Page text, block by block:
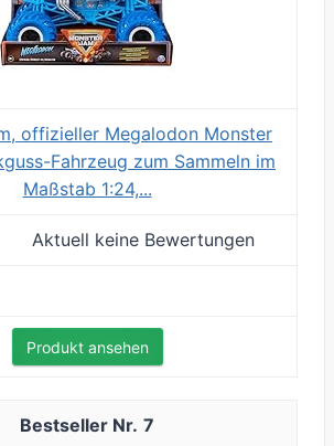
offizieller Megalodon Monster
Fahrzeug zum Sammeln im
Maßstab 1:24,...
Aktuell keine Bewertungen
Produkt ansehen
7